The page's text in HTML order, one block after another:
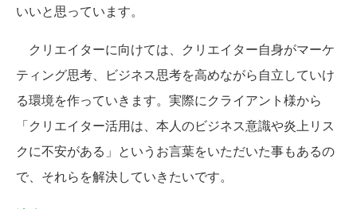
いいと思っています。
クリエイターに向けては、クリエイター自身がマーケ
ティング思考、ビジネス思考を高めながら自立していけ
る環境を作っていきます。実際にクライアント様から
「クリエイター活用は、本人のビジネス意識や炎上リス
クに不安がある」というお言葉をいただいた事もあるの
で、それらを解決していきたいです。